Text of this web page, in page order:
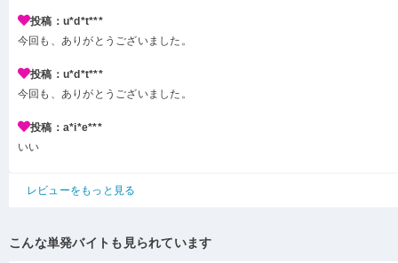
投稿：u*d*t***
今回も、ありがとうございました。
投稿：u*d*t***
今回も、ありがとうございました。
投稿：a*i*e***
いい
レビューをもっと見る
こんな単発バイトも見られています